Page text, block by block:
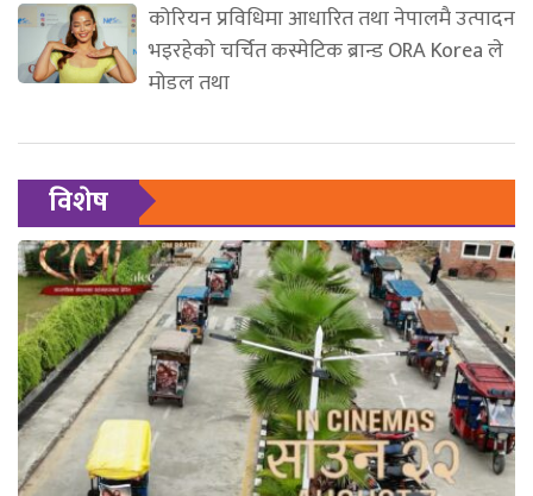
कोरियन प्रविधिमा आधारित तथा नेपालमै उत्पादन
भइरहेको चर्चित कस्मेटिक ब्रान्ड ORA Korea ले
मोडल तथा
विशेष